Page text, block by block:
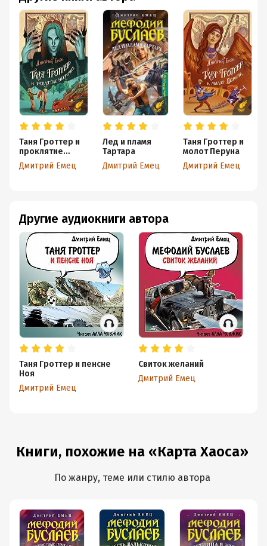
Таня Гроттер и
проклятие
некромага
Дмитрий Емец
Лед и пламя
Тартара
Дмитрий Емец
Таня Гроттер и
молот Перуна
Дмитрий Емец
Другие аудиокниги автора
Таня Гроттер и пенсне
Ноя
Дмитрий Емец
Свиток желаний
Дмитрий Емец
Книги, похожие на «Карта Хаоса»
По жанру, теме или стилю автора